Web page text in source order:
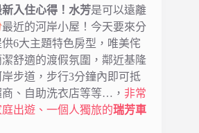
入住心得！水芳是可以遠離
最近的河岸小屋！今天要來分
6大主題特色房型，唯美侘
舒適的渡假氛圍，鄰近基隆
步道，步行3分鐘內即可抵
、自助洗衣店等等…， 非常
出遊、一個人獨旅的瑞芳車